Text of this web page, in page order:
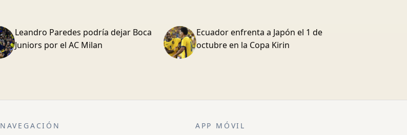
Leandro Paredes podría dejar Boca
Juniors por el AC Milan
Ecuador enfrenta a Japón el 1 de
octubre en la Copa Kirin
NAVEGACIÓN APP MÓVIL